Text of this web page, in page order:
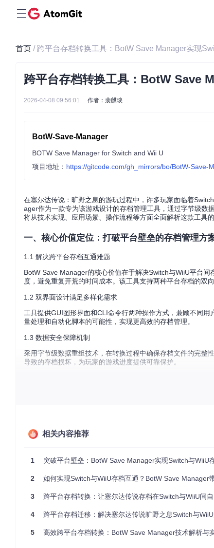
首页 / 跨平台存档转换工具：BotW Save Manager实现
跨平台存档转换工具：BotW Save
2026-04-08 09:56:01 作者：裴麒琰
BotW-Save-Manager
BOTW Save Manager for Switch and Wii U
项目地址： https://gitcode.com/gh_mirrors/bo/BotW-Save-
在塞尔达传说：旷野之息的游玩过程中，许多玩家面临着
ager作为一款专为该游戏设计的存档管理工具，通过字节级数
将从技术实现、应用场景、操作流程等方面全面解析这款工具
一、核心价值定位：打破平台壁垒的存档管理方
1.1 解决跨平台存档互通难题
BotW Save Manager的核心价值在于解决Switch与WiiU平台
度，避免重复开荒的时间成本。该工具支持两种平台存档的双
1.2 双界面设计满足多样化需求
工具提供GUI图形界面和CLI命令行两种操作方式，兼顾不同
量处理和自动化脚本的可能性，实现更高效的存档管理。
1.3 数据安全保障机制
采用字节级数据重组技术，在转换过程中确保存档文件的完整
导致的存档损坏，为玩家的游戏进度提供可靠保护。
DirectoryHelper类实现了对不同系统文件路径的统一处理，
在各种环境下正确识别和处理存档文件结构。
2.3 存档转换核心算法
在BotwSave.cs文件中实现的转换算法是工具的核心。该算法
三、应用场景方案：存档管理的多样化实践
相关内容推荐
1 突破平台壁垒：BotW Save Manager实现Switch与WiiU存档无缝互
2 如何实现Switch与WiiU存档互通？BotW Save Manager带来跨
3 跨平台存档转换：让塞尔达传说存档在Switch与WiiU间
4 跨平台存档迁移：解决塞尔达传说旷野之息Switch与WiiU进
5 高效跨平台存档转换：BotW Save Manager技术解析与